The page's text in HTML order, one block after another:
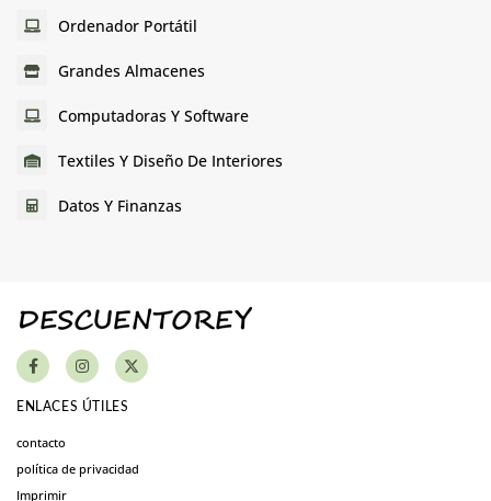
Ordenador Portátil
Grandes Almacenes
Computadoras Y Software
Textiles Y Diseño De Interiores
Datos Y Finanzas
ENLACES ÚTILES
contacto
política de privacidad
Imprimir